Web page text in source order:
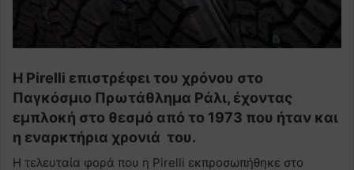
Η Pirelli επιστρέφει του χρόνου στο
Παγκόσμιο Πρωτάθλημα Ράλι, έχοντας
εμπλοκή στο θεσμό από το 1973 που ήταν και
η εναρκτήρια χρονιά του.
Η τελευταία φορά που η Pirelli εκπροσωπήθηκε στο